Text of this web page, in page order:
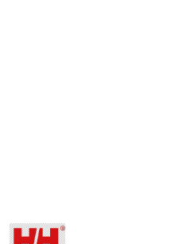
NAZWA
PRODUCENTA: